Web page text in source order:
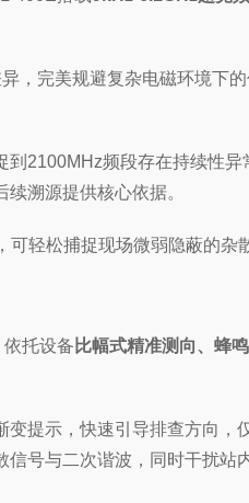
，完美规避复杂电磁环境下
到2100MHz频段存在持续性
溯源提供核心依据。
可轻松捕捉现场微弱隐蔽的
依托设备 比幅式精准测向、蜂
提示，快速引导排查方向，
号与二次谐波，同时干扰站